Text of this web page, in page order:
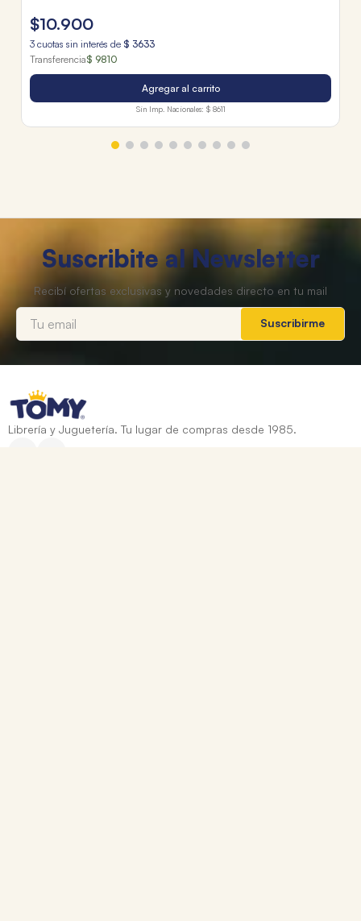
$10.900
3 cuotas sin interés de $ 3633
Transferencia$ 9810
Agregar al carrito
Sin Imp. Nacionales: $ 8611
Suscribite al Newsletter
Suscribirme
Librería y Juguetería. Tu lugar de compras desde 1985.